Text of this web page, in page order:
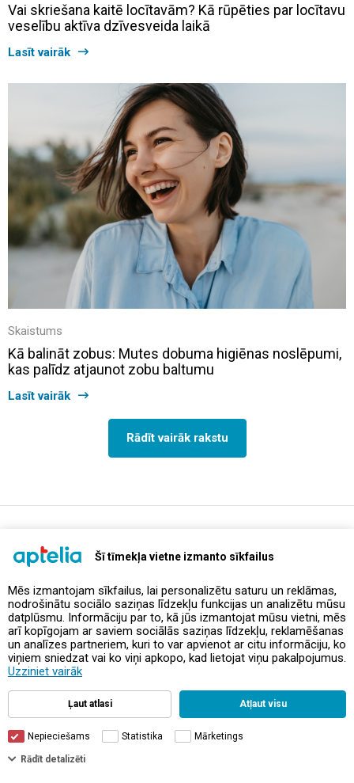
Šī tīmekļa vietne izmanto sīkfailus
Mēs izmantojam sīkfailus, lai personalizētu saturu un reklāmas,
nodrošinātu sociālo saziņas līdzekļu funkcijas un analizētu mūsu
datplūsmu. Informāciju par to, kā jūs izmantojat mūsu vietni, mēs
arī kopīgojam ar saviem sociālās saziņas līdzekļu, reklamēšanas
un analīzes partneriem, kuri to var apvienot ar citu informāciju, ko
viņiem sniedzat vai ko viņi apkopo, kad lietojat viņu pakalpojumus.
Uzziniet vairāk
Ļaut atlasi Atļaut visu
Nepieciešams Statistika Mārketings
Rādīt detalizēti
Vai skriešana kaitē locītavām? Kā rūpēties par locītavu
veselību aktīva dzīvesveida laikā
Lasīt vairāk
Skaistums
Kā balināt zobus: Mutes dobuma higiēnas noslēpumi,
kas palīdz atjaunot zobu baltumu
Lasīt vairāk
Rādīt vairāk rakstu
Piedāvājumi un akcijas
Kontakti